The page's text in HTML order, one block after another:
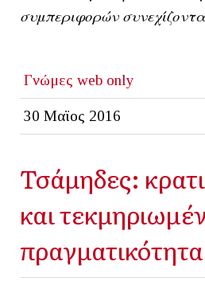
συμπεριφορών
Γνώμες web only
30 Μαϊος 2016
Τσάμηδες:
και
πραγματικότητα